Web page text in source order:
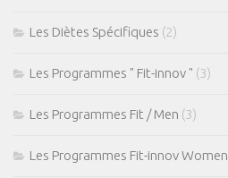
Les Diètes Spécifiques (2)
Les Programmes " Fit-innov " (3)
Les Programmes Fit / Men (3)
Les Programmes Fit-innov Women